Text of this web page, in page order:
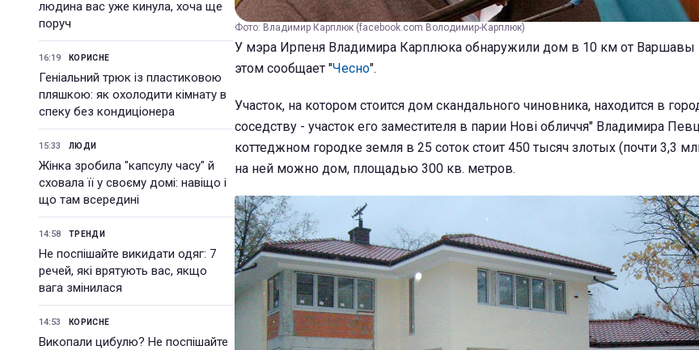
людина вас уже кинула, хоча ще
поруч
16:19 КОРИСНЕ
Геніальний трюк із пластиковою
пляшкою: як охолодити кімнату в
спеку без кондиціонера
15:33 ЛЮДИ
Жінка зробила "капсулу часу" й
сховала її у своєму домі: навіщо і
що там всередині
14:58 ТРЕНДИ
Не поспішайте викидати одяг: 7
речей, які врятують вас, якщо
вага змінилася
14:53 КОРИСНЕ
Викопали цибулю? Не поспішайте
Фото: Владимир Карплюк (facebook.com Володимир-Карплюк)
У мэра Ирпеня Владимира Карплюка обнаружили дом в 10 км от
этом сообщает "Чесно".
Участок, на котором стоится дом скандального чиновника, находится в
соседству - участок его заместителя в парии Нові обличчя" Владимира
коттеджном городке земля в 25 соток стоит 450 тысяч злотых (почти 3,3
на ней можно дом, площадью 300 кв. метров.